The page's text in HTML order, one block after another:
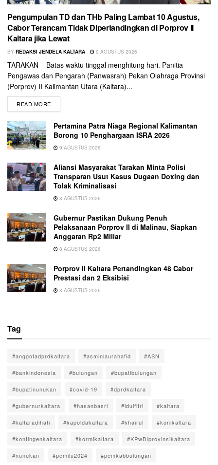
Pengumpulan TD dan THb Paling Lambat 10 Agustus,
Cabor Terancam Tidak Dipertandingkan di Porprov II
Kaltara jika Lewat
BY REDAKSI JENDELA KALTARA 9 AGUSTUS 2026
TARAKAN – Batas waktu tinggal menghitung hari. Panitia
Pengawas dan Pengarah (Panwasrah) Pekan Olahraga Provinsi
(Porprov) II Kalimantan Utara (Kaltara)...
READ MORE
Pertamina Patra Niaga Regional Kalimantan
Borong 10 Penghargaan ISRA 2026
9 AGUSTUS 2026
Aliansi Masyarakat Tarakan Minta Polisi
Transparan Usut Kasus Dugaan Doxing dan
Tolak Kriminalisasi
8 AGUSTUS 2026
Gubernur Pastikan Dukung Penuh
Pelaksanaan Porprov II di Malinau, Siapkan
Anggaran Rp2 Miliar
8 AGUSTUS 2026
Porprov II Kaltara Pertandingkan 48 Cabor
Prestasi dan 2 Eksibisi
8 AGUSTUS 2026
Tag
#anggotadprdkaltara #asminlaurahafid #ASN
#bankindonesia #bulungan #bupatibulungan
#bupatinunukan #covid-19 #dprdkaltara
#gubernurkaltara #hasanbasri #idulfitri #kaltara
#kaltaradihati #kapoldakaltara #khairul #konikaltara
#kontingenkaltara #kormikaltara #KPwBIprovinsikaltara
#nunukan #pemilu2024 #pemkabbulungan